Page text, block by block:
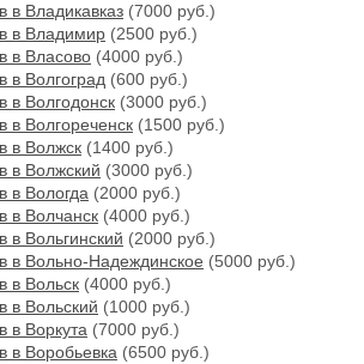
в Владикавказ (7000 руб.)
в Владимир (2500 руб.)
в Власово (4000 руб.)
в Волгоград (600 руб.)
в Волгодонск (3000 руб.)
в Волгореченск (1500 руб.)
в Волжск (1400 руб.)
в Волжский (3000 руб.)
в Вологда (2000 руб.)
в Волчанск (4000 руб.)
в Вольгинский (2000 руб.)
в Вольно-Надеждинское (5000 руб.)
в Вольск (4000 руб.)
в Вольский (1000 руб.)
в Воркута (7000 руб.)
в Воробьевка (6500 руб.)